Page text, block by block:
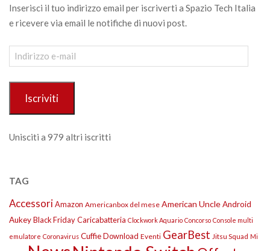
Inserisci il tuo indirizzo email per iscriverti a Spazio Tech Italia
e ricevere via email le notifiche di nuovi post.
Indirizzo
e-
Iscriviti
Unisciti a 979 altri iscritti
TAG
AccessoriAmazon Americanbox del mese American UncleAndroid
AukeyBlack FridayCaricabatteria Clockwork Aquario Concorso Console multi
emulatore Coronavirus CuffieDownload Eventi GearBest Jitsu Squad Mi